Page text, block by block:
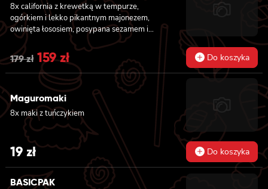
8x california z krewetką w tempurze,
ogórkiem i lekko pikantnym majonezem,
owinięta łososiem, posypana sezamem i
masago, 8x california z tatarem z tuńczyka z
truflami, owinięta tuńczykiem, posypana
masago arare i szczypiorkiem, 8x california z
awokado, mango, węgorzem i krewetką,
owinięta opalanym łososiem, polana sosem
teriyaki i posypana sezamem, 8x california z
masago, awokado i kanpyo, owinięta
węgorzem, polana sosem unagi i posypana
sezamem, 8x california z krewetką w
tempurze, awokado i lekko pikantnym
majonezem, owinięta krewetką, polana
słodko-pikantnym sosem i posypana
kolendrą
179zł Original
price
was:
179 zł.
159zł
price
is:
159 zł.
Do koszyka
Maguromaki
8x maki z tuńczykiem
19 zł Do koszyka
BASICPAK